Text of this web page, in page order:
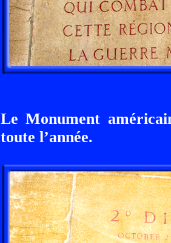
Le Monument
toute l’année.